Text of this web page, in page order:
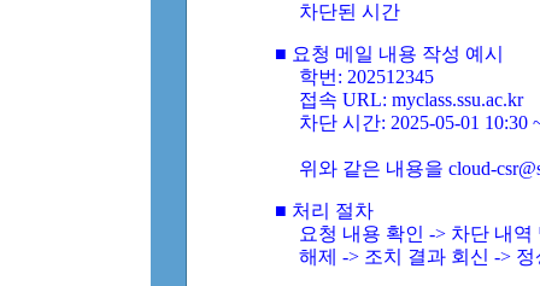
차단된 시간
■ 요청 메일 내용 작성 예시
학번: 202512345
접속 URL: myclass.ssu.ac.kr
차단 시간: 2025-05-01 10:30
위와 같은 내용을 cloud-
■ 처리 절차
요청 내용 확인 -> 차단 내
해제 -> 조치 결과 회신 ->